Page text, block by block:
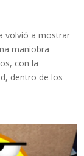
volvió a mostrar
maniobra
con la
dentro de los